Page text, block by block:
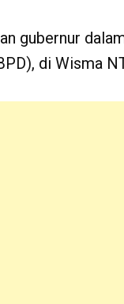
gubernur
di Wisma